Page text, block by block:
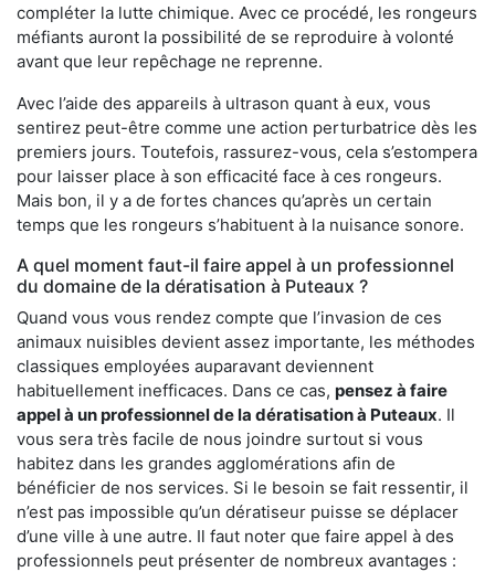
compléter la lutte chimique. Avec ce procédé, les rongeurs
méfiants auront la possibilité de se reproduire à volonté
avant que leur repêchage ne reprenne.
Avec l’aide des appareils à ultrason quant à eux, vous
sentirez peut-être comme une action perturbatrice dès les
premiers jours. Toutefois, rassurez-vous, cela s’estompera
pour laisser place à son efficacité face à ces rongeurs.
Mais bon, il y a de fortes chances qu’après un certain
temps que les rongeurs s’habituent à la nuisance sonore.
A quel moment faut-il faire appel à un professionnel
du domaine de la dératisation à Puteaux ?
Quand vous vous rendez compte que l’invasion de ces
animaux nuisibles devient assez importante, les méthodes
classiques employées auparavant deviennent
habituellement inefficaces. Dans ce cas, pensez à faire
appel à un professionnel de la dératisation à Puteaux. Il
vous sera très facile de nous joindre surtout si vous
habitez dans les grandes agglomérations afin de
bénéficier de nos services. Si le besoin se fait ressentir, il
n’est pas impossible qu’un dératiseur puisse se déplacer
d’une ville à une autre. Il faut noter que faire appel à des
professionnels peut présenter de nombreux avantages :